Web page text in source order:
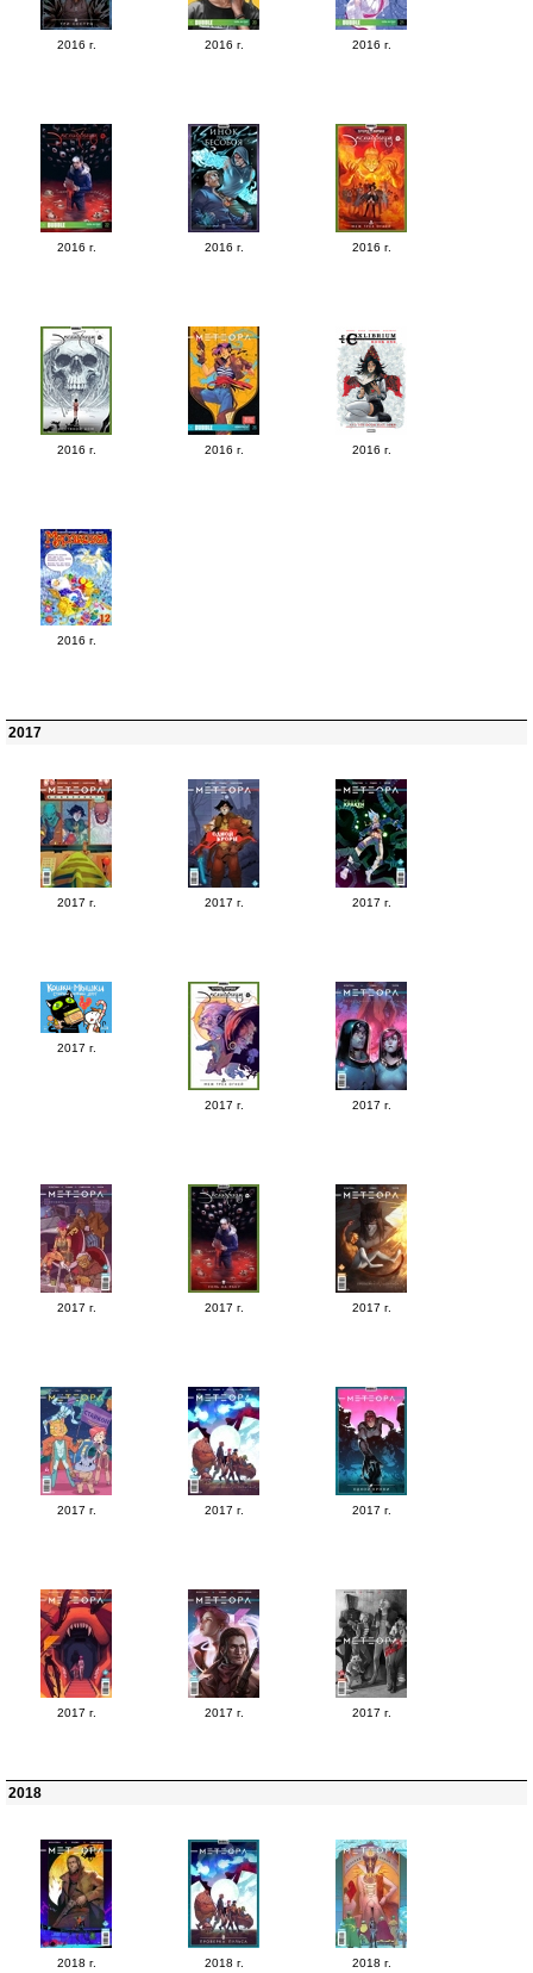
2016 г. 2016 г. 2016 г.
2016 г. 2016 г. 2016 г.
2016 г. 2016 г. 2016 г.
2016 г.
2017
2017 г. 2017 г. 2017 г.
2017 г.
2017 г. 2017 г.
2017 г. 2017 г. 2017 г.
2017 г. 2017 г. 2017 г.
2017 г. 2017 г. 2017 г.
2018
2018 г. 2018 г. 2018 г.